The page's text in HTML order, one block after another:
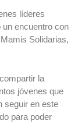
líderes
encuentro con
Solidarias,
la
jóvenes que
seguir en este
para poder